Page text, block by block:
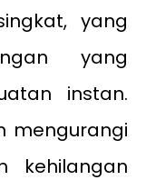
yang
yang
instan.
mengurangi
kehilangan